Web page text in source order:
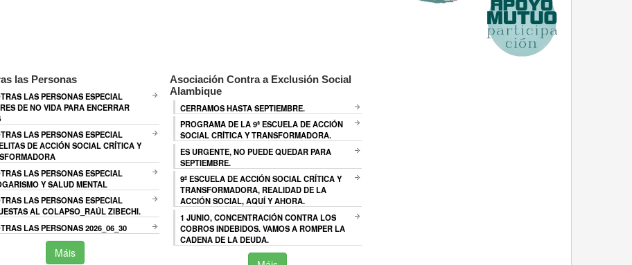
las Personas
LAS PERSONAS ESPECIAL
DE NO VIDA PARA ENCERRAR
LAS PERSONAS ESPECIAL
DE ACCIÓN SOCIAL CRÍTICA Y
LAS PERSONAS ESPECIAL
Y SALUD MENTAL
LAS PERSONAS ESPECIAL
AL COLAPSO_RAÚL ZIBECHI.
LAS PERSONAS 2026_06_30
Máis
Asociación Contra a Exclusión Social
Alambique
CERRAMOS HASTA SEPTIEMBRE.
PROGRAMA DE LA 9ª ESCUELA DE ACCIÓN
SOCIAL CRÍTICA Y TRANSFORMADORA.
ES URGENTE, NO PUEDE QUEDAR PARA
SEPTIEMBRE.
9ª ESCUELA DE ACCIÓN SOCIAL CRÍTICA Y
TRANSFORMADORA, REALIDAD DE LA
ACCIÓN SOCIAL, AQUÍ Y AHORA.
1 JUNIO, CONCENTRACIÓN CONTRA LOS
COBROS INDEBIDOS. VAMOS A ROMPER LA
CADENA DE LA DEUDA.